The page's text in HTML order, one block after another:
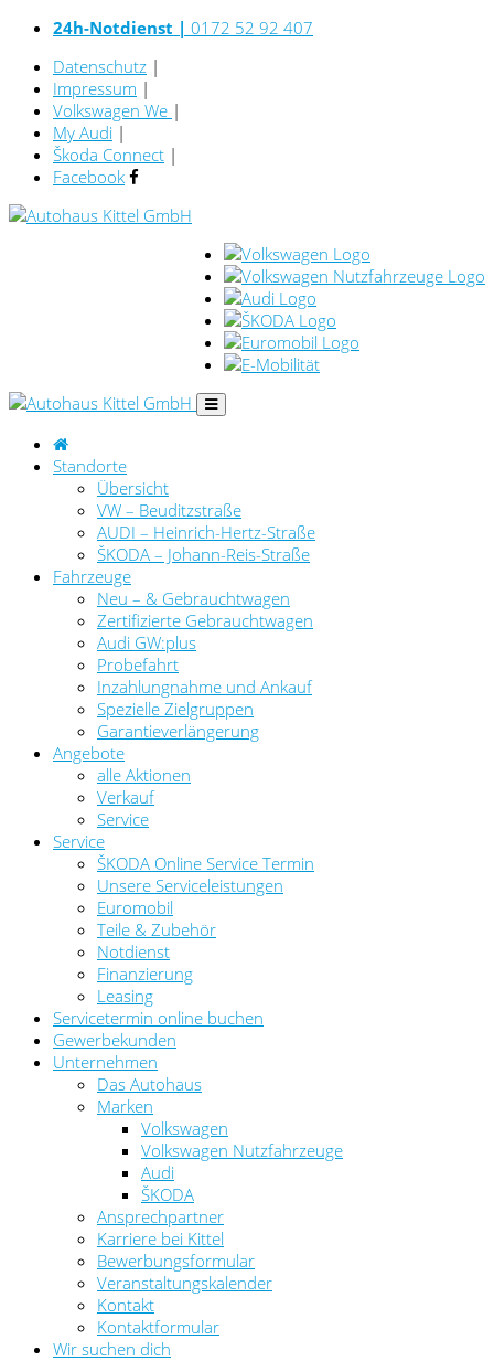
24h-Notdienst | 0172 52 92 407
Datenschutz |
Impressum |
Volkswagen We |
My Audi |
Škoda Connect |
Facebook
Standorte
Übersicht
VW – Beuditzstraße
AUDI – Heinrich-Hertz-Straße
ŠKODA – Johann-Reis-Straße
Fahrzeuge
Neu – & Gebrauchtwagen
Zertifizierte Gebrauchtwagen
Audi GW:plus
Probefahrt
Inzahlungnahme und Ankauf
Spezielle Zielgruppen
Garantieverlängerung
Angebote
alle Aktionen
Verkauf
Service
Service
ŠKODA Online Service Termin
Unsere Serviceleistungen
Euromobil
Teile & Zubehör
Notdienst
Finanzierung
Leasing
Servicetermin online buchen
Gewerbekunden
Unternehmen
Das Autohaus
Marken
Volkswagen
Volkswagen Nutzfahrzeuge
Audi
ŠKODA
Ansprechpartner
Karriere bei Kittel
Bewerbungsformular
Veranstaltungskalender
Kontakt
Kontaktformular
Wir suchen dich